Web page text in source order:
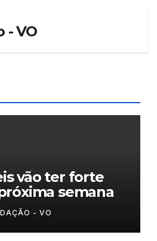
- VO
vão ter forte
semana
- VO